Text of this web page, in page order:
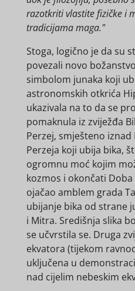
razotkriti vlastite fizičke i
tradicijama maga."
Stoga, logično je da su
povezali novo
simbolom junaka koji
astronomskih otkrića
ukazivala na to da se
pomaknula iz zviježđa
Perzej, smješteno
Perzeja koji ubija bika,
ogromnu moć kojim
kozmos i okončati
ojačao amblem grada
ubijanje bika od strane
i Mitra. Središnja slika
se učvrstila se. Druga
ekvatora (tijekom
uključena u
nad cijelim nebeskim